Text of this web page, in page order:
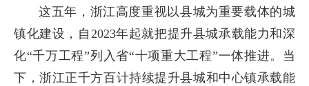
这五年，浙江高度重视以县城为重要载体的城
镇化建设，自2023年起就把提升县城承载能力和深
化“千万工程”列入省“十项重大工程”一体推进。当
下，浙江正千方百计持续提升县城和中心镇承载能